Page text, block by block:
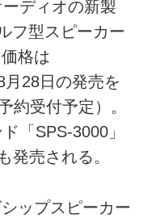
ディオの新製
フ型スピーカー
格は
月28日の発売を
約受付予定）。
「SPS-3000」
発売される。
ップスピーカー